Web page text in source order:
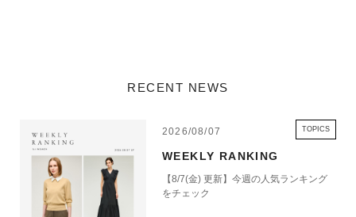
RECENT NEWS
2026/08/07 TOPICS
WEEKLY RANKING
【8/7(金) 更新】今週の人気ランキング
をチェック